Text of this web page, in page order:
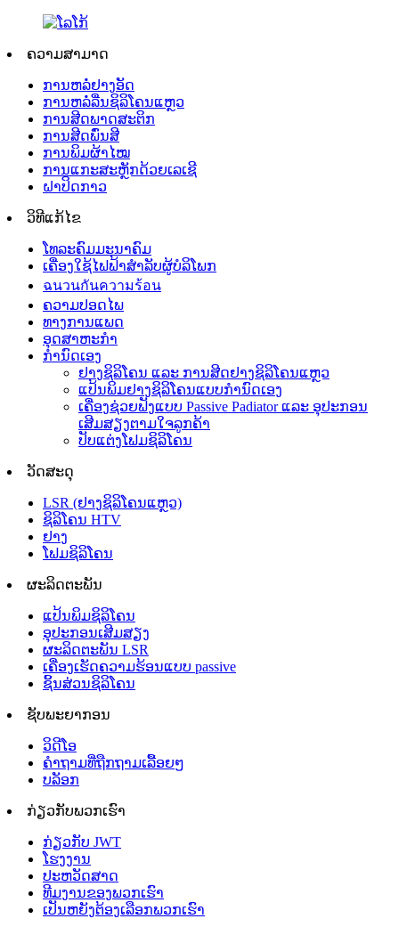
ຄວາມສາມາດ
ການຫລໍ່ຢາງອັດ
ການຫລໍ່ລື່ນຊິລິໂຄນແຫຼວ
ການສີດພາດສະຕິກ
ການສີດພົ່ນສີ
ການພິມຜ້າໄໝ
ການແກະສະຫຼັກດ້ວຍເລເຊີ
ຝາປິດກາວ
ວິທີແກ້ໄຂ
ໂທລະຄົມມະນາຄົມ
ເຄື່ອງໃຊ້ໄຟຟ້າສຳລັບຜູ້ບໍລິໂພກ
ฉนวนกันความร้อน
ຄວາມປອດໄພ
ທາງການແພດ
ອຸດສາຫະກຳ
ກຳນົດເອງ
ຢາງຊິລິໂຄນ ແລະ ການສີດຢາງຊິລິໂຄນແຫຼວ
ແປ້ນພິມຢາງຊິລິໂຄນແບບກຳນົດເອງ
ເຄື່ອງຊ່ວຍຟັງແບບ Passive Padiator ແລະ ອຸປະກອນ
ເສີມສຽງຕາມໃຈລູກຄ້າ
ປັບແຕ່ງໂຟມຊິລິໂຄນ
ວັດສະດຸ
LSR (ຢາງຊິລິໂຄນແຫຼວ)
ຊິລິໂຄນ HTV
ຢາງ
ໂຟມຊິລິໂຄນ
ຜະລິດຕະພັນ
ແປ້ນພິມຊິລິໂຄນ
ອຸປະກອນເສີມສຽງ
ຜະລິດຕະພັນ LSR
ເຄື່ອງເຮັດຄວາມຮ້ອນແບບ passive
ຊິ້ນສ່ວນຊິລິໂຄນ
ຊັບພະຍາກອນ
ວິດີໂອ
ຄຳຖາມທີ່ຖືກຖາມເລື້ອຍໆ
ບລັອກ
ກ່ຽວກັບພວກເຮົາ
ກ່ຽວກັບ JWT
ໂຮງງານ
ປະຫວັດສາດ
ທີມງານຂອງພວກເຮົາ
ເປັນຫຍັງຕ້ອງເລືອກພວກເຮົາ